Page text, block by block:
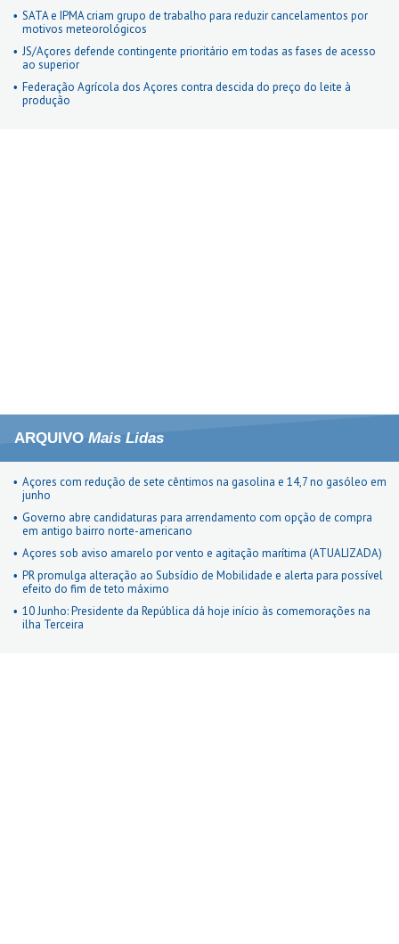
SATA e IPMA criam grupo de trabalho para reduzir cancelamentos por
motivos meteorológicos
JS/Açores defende contingente prioritário em todas as fases de acesso
ao superior
Federação Agrícola dos Açores contra descida do preço do leite à
produção
ARQUIVO Mais Lidas
Açores com redução de sete cêntimos na gasolina e 14,7 no gasóleo em
junho
Governo abre candidaturas para arrendamento com opção de compra
em antigo bairro norte-americano
Açores sob aviso amarelo por vento e agitação marítima (ATUALIZADA)
PR promulga alteração ao Subsídio de Mobilidade e alerta para possível
efeito do fim de teto máximo
10 Junho: Presidente da República dá hoje início às comemorações na
ilha Terceira